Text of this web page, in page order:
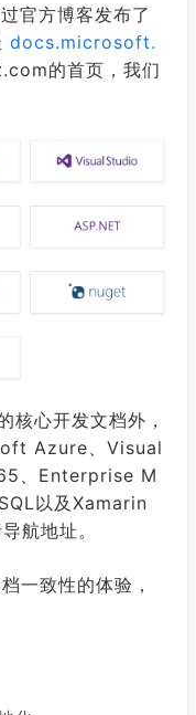
官方博客发布了
docs.microsoft.
的首页，我们
核心开发文档外，
Azure、Visual
、Enterprise M
以及Xamarin
航地址。
致性的体验，